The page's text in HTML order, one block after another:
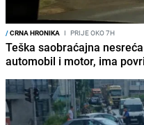
/CRNA HRONIKA I PRIJE OKO 7H
Teška saobraćajna
automobil i motor, ima